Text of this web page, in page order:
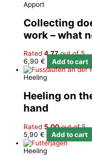
Apport
Collecting
work – what
Rated 4.77out of 5
6,90 € Add to cart
Heeling
Heeling on
hand
Rated 5.00out of 5
5,90 € Add to cart
Heeling